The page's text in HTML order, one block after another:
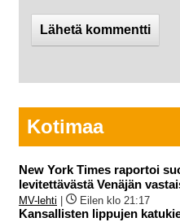
Kotimaa
New York Times raportoi
levitettävästä Venäjän
MV-lehti Eilen klo 21:17
Kansallisten lippujen